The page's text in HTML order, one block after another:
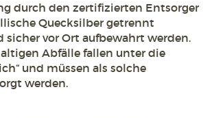
durch den zertifizierten Entsorger
Quecksilber getrennt
sicher vor Ort aufbewahrt werden.
Abfälle fallen unter die
und müssen als solche
werden.